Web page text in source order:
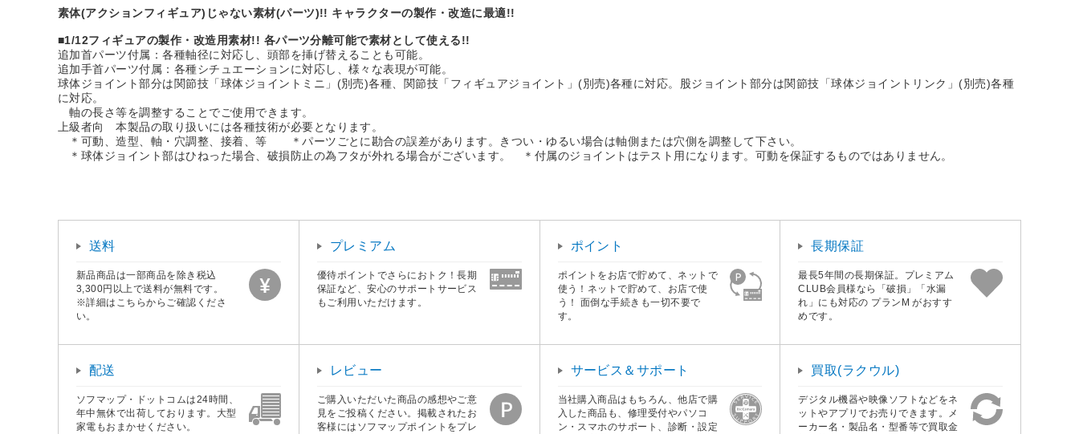
素体(アクションフィギュア)じゃない素材(パーツ)!! キャラクターの製作・改造に最適!!
■1/12フィギュアの製作・改造用素材!! 各パーツ分離可能で素材として使える!!
追加首パーツ付属：各種軸径に対応し、頭部を挿げ替えることも可能。
追加手首パーツ付属：各種シチュエーションに対応し、様々な表現が可能。
球体ジョイント部分は関節技「球体ジョイントミニ」(別売)各種、関節技「フィギュアジョイント」(別売)各種に対応。股ジョイント部分は関節技「球体ジョイントリンク」(別売)各種
に対応。
軸の長さ等を調整することでご使用できます。
上級者向 本製品の取り扱いには各種技術が必要となります。
＊可動、造型、軸・穴調整、接着、等 ＊パーツごとに勘合の誤差があります。きつい・ゆるい場合は軸側または穴側を調整して下さい。
＊球体ジョイント部はひねった場合、破損防止の為フタが外れる場合がございます。 ＊付属のジョイントはテスト用になります。可動を保証するものではありません。
送料
新品商品は一部商品を除き税込
3,300円以上で送料が無料です。
※詳細はこちらからご確認くださ
い。
プレミアム
優待ポイントでさらにおトク！長期
保証など、安心のサポートサービス
もご利用いただけます。
ポイント
ポイントをお店で貯めて、ネットで
使う！ネットで貯めて、お店で使
う！ 面倒な手続きも一切不要で
す。
長期保証
最長5年間の長期保証。プレミアム
CLUB会員様なら「破損」「水漏
れ」にも対応の プランM がおすす
めです。
配送
ソフマップ・ドットコムは24時間、
年中無休で出荷しております。大型
家電もおまかせください。
レビュー
ご購入いただいた商品の感想やご意
見をご投稿ください。掲載されたお
客様にはソフマップポイントをプレ
サービス＆サポート
当社購入商品はもちろん、他店で購
入した商品も、修理受付やパソコ
ン・スマホのサポート、診断・設定
買取(ラクウル)
デジタル機器や映像ソフトなどをネ
ットやアプリでお売りできます。メ
ーカー名・製品名・型番等で買取金